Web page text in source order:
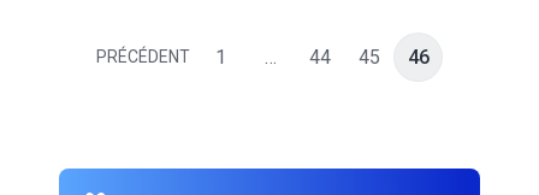
PRÉCÉDENT 1 … 44 45 46